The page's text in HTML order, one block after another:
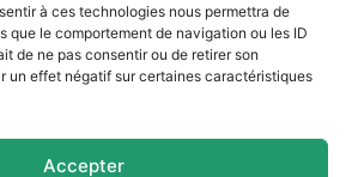
à ces technologies nous permettra de
que le comportement de navigation ou les ID
de ne pas consentir ou de retirer son
un effet négatif sur certaines caractéristiques
Accepter